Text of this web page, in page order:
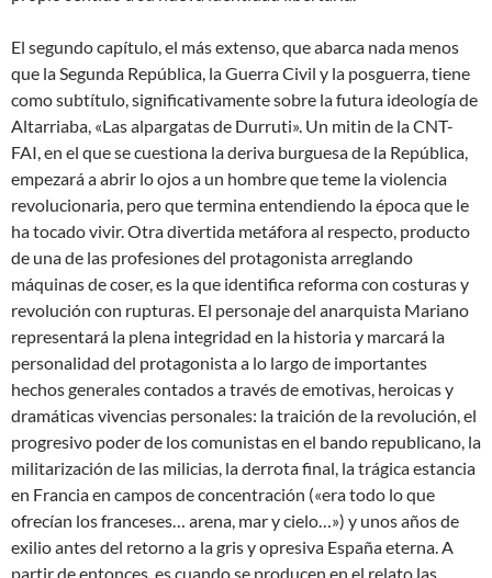
El segundo capítulo, el más extenso, que abarca nada menos
que la Segunda República, la Guerra Civil y la posguerra, tiene
como subtítulo, significativamente sobre la futura ideología de
Altarriaba, «Las alpargatas de Durruti». Un mitin de la CNT-
FAI, en el que se cuestiona la deriva burguesa de la República,
empezará a abrir lo ojos a un hombre que teme la violencia
revolucionaria, pero que termina entendiendo la época que le
ha tocado vivir. Otra divertida metáfora al respecto, producto
de una de las profesiones del protagonista arreglando
máquinas de coser, es la que identifica reforma con costuras y
revolución con rupturas. El personaje del anarquista Mariano
representará la plena integridad en la historia y marcará la
personalidad del protagonista a lo largo de importantes
hechos generales contados a través de emotivas, heroicas y
dramáticas vivencias personales: la traición de la revolución, el
progresivo poder de los comunistas en el bando republicano, la
militarización de las milicias, la derrota final, la trágica estancia
en Francia en campos de concentración («era todo lo que
ofrecían los franceses… arena, mar y cielo…») y unos años de
exilio antes del retorno a la gris y opresiva España eterna. A
partir de entonces, es cuando se producen en el relato las